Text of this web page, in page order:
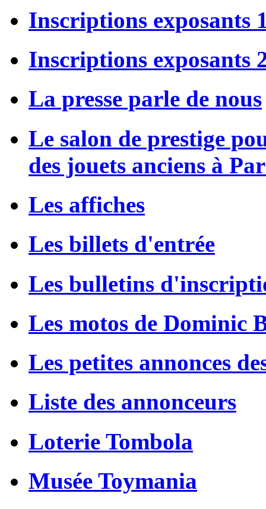
Inscriptions exposants
Inscriptions exposants
La presse parle de nous
Le salon de prestige
des jouets anciens à
Les affiches
Les billets d'entrée
Les bulletins
Les motos de Dominic
Les petites annonces
Liste des annonceurs
Loterie Tombola
Musée Toymania